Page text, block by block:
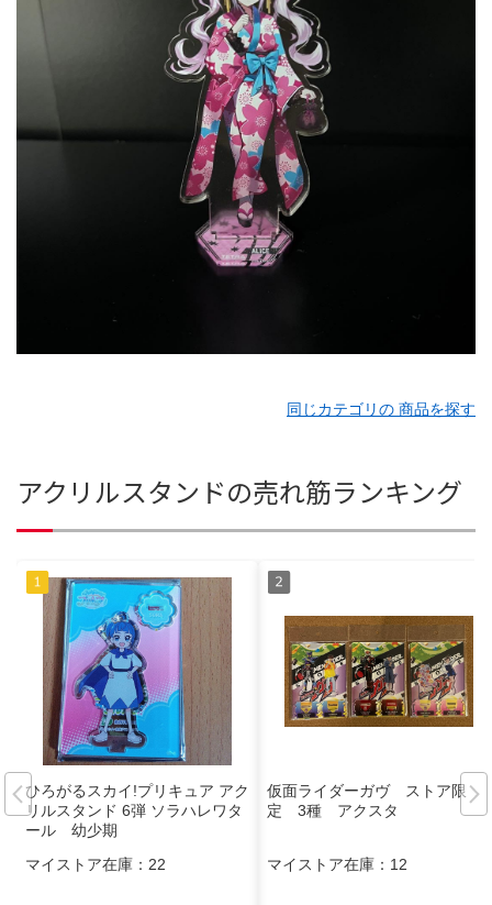
同じカテゴリの 商品を探す
アクリルスタンドの売れ筋ランキング
ひろがるスカイ!プリキュア アク
リルスタンド 6弾 ソラハレワタ
ール 幼少期
マイストア在庫： 22
仮面ライダーガヴ ストア限
定 3種 アクスタ
マイストア在庫： 12